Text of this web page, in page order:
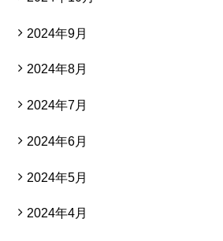
2024年9月
2024年8月
2024年7月
2024年6月
2024年5月
2024年4月